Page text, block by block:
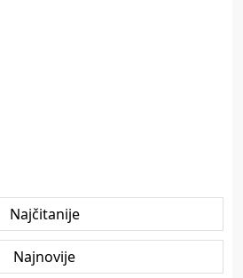
Najčitanije
Najnovije